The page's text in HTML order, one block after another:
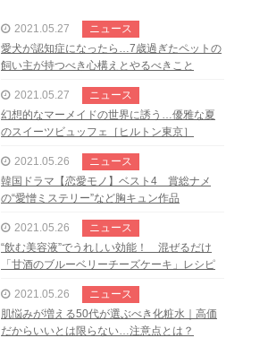
2021.05.27
ニュース
愛犬が認知症になったら…7歳過ぎたペットの
飼い主が持つべき心構えとやるべきこと
2021.05.27
ニュース
幻想的なマーメイドの世界に誘う…優雅な夏
のスイーツビュッフェ［ヒルトン東京］
2021.05.26
ニュース
韓国ドラマ【恋愛モノ】ベスト4 賞総ナメ
の“愛憎ミステリー”など胸キュン作品
2021.05.26
ニュース
“飲む美容液”でうれしい効能！ 混ぜるだけ
「甘酒のブルーベリーチーズケーキ」レシピ
2021.05.26
ニュース
肌悩みが増える50代が選ぶべき化粧水｜高価
だからいいとは限らない…注意点とは？